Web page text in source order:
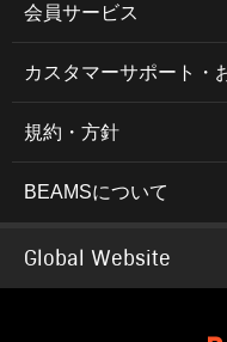
会員サービス
カスタマーサポート・
規約・方針
BEAMSについて
Global Website